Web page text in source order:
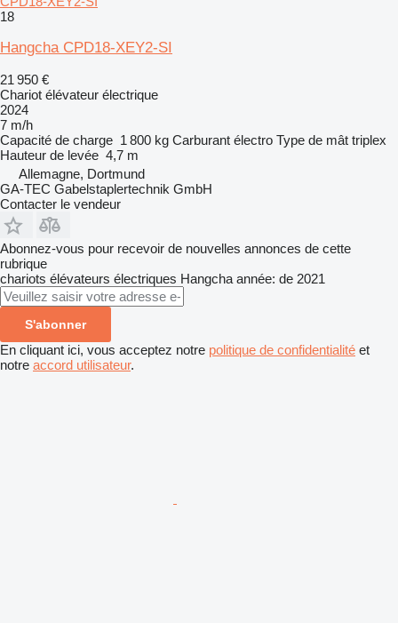
18
Hangcha CPD18-XEY2-SI
21 950 €
Chariot élévateur électrique
2024
7 m/h
Capacité de charge 1 800 kg Carburant électro Type de mât triplex
Hauteur de levée 4,7 m
Allemagne, Dortmund
GA-TEC Gabelstaplertechnik GmbH
Contacter le vendeur
Abonnez-vous pour recevoir de nouvelles annonces de cette
rubrique
chariots élévateurs électriques Hangcha année: de 2021
S'abonner
En cliquant ici, vous acceptez notre politique de confidentialité et
notre accord utilisateur.